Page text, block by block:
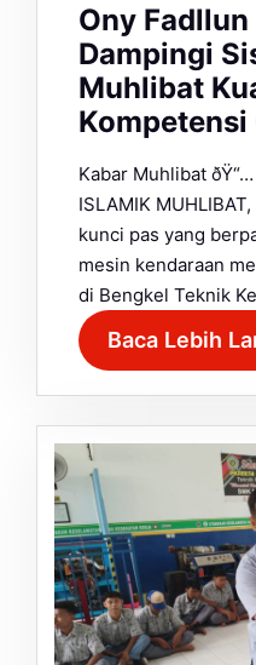
Ony Fadllun
Dampingi
Muhlibat
Kabar Muhlibat
ISLAMIK
kunci pas yang
mesin kendaraan
di Bengkel Teknik
Baca Lebih